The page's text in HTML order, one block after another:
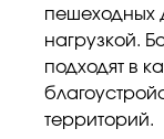
пешеходных
нагрузкой.
подходят в
территорий.